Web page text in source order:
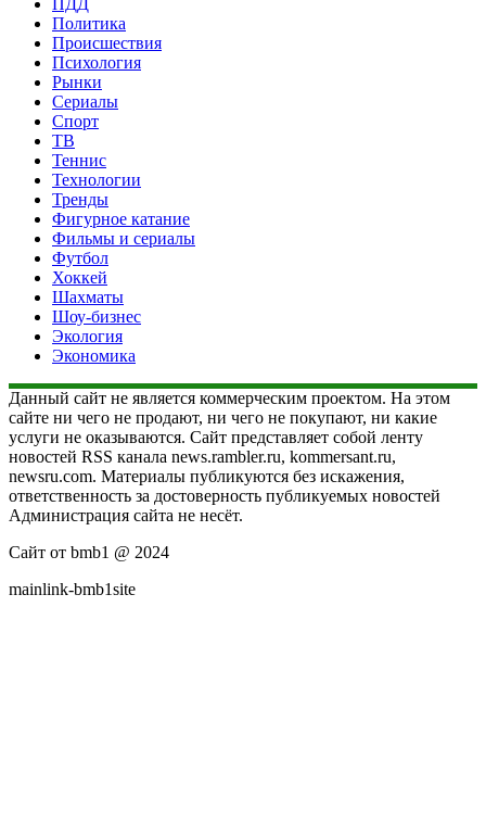
Политика
Происшествия
Психология
Рынки
Сериалы
Спорт
ТВ
Теннис
Технологии
Тренды
Фигурное катание
Фильмы и сериалы
Футбол
Хоккей
Шахматы
Шоу-бизнес
Экология
Экономика
Данный сайт не является коммерческим проектом. На этом
сайте ни чего не продают, ни чего не покупают, ни какие
услуги не оказываются. Сайт представляет собой ленту
новостей RSS канала news.rambler.ru, kommersant.ru,
newsru.com. Материалы публикуются без искажения,
ответственность за достоверность публикуемых новостей
Администрация сайта не несёт.
Сайт от bmb1 @ 2024
mainlink-bmb1site